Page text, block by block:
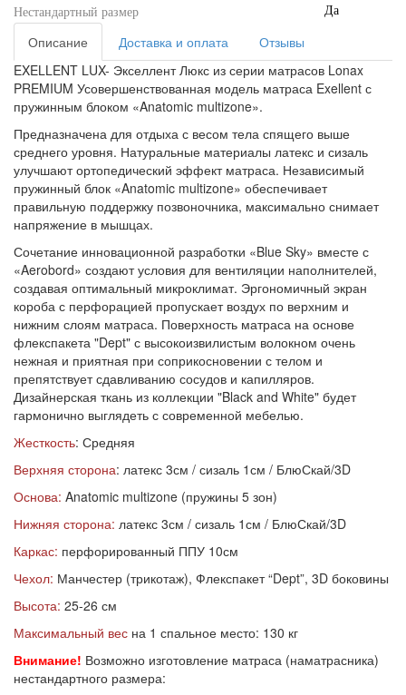
Нестандартный размер
Да
Описание Доставка и оплата
Отзывы
EXELLENT LUX- Экселлент Люкс из серии матрасов Lonax
PREMIUM Усовершенствованная модель матраса Exellent с
пружинным блоком «Anatomic multizone».
Предназначена для отдыха с весом тела спящего выше
среднего уровня. Натуральные материалы латекс и сизаль
улучшают ортопедический эффект матраса. Независимый
пружинный блок «Anatomic multizone» обеспечивает
правильную поддержку позвоночника, максимально снимает
напряжение в мышцах.
Сочетание инновационной разработки «Blue Sky» вместе с
«Aerobord» создают условия для вентиляции наполнителей,
создавая оптимальный микроклимат. Эргономичный экран
короба с перфорацией пропускает воздух по верхним и
нижним слоям матраса. Поверхность матраса на основе
флекспакета "Dept" с высокоизвилистым волокном очень
нежная и приятная при соприкосновении с телом и
препятствует сдавливанию сосудов и капилляров.
Дизайнерская ткань из коллекции "Black and White" будет
гармонично выглядеть с современной мебелью.
Жесткость: Средняя
Верхняя сторона: латекс 3см / сизаль 1см / БлюСкай/3D
Основа: Anatomic multizone (пружины 5 зон)
Нижняя сторона: латекс 3см / сизаль 1см / БлюСкай/3D
Каркас: перфорированный ППУ 10см
Чехол: Манчестер (трикотаж), Флекспакет “Dept”, 3D боковины
Высота: 25-26 см
Максимальный вес на 1 спальное место: 130 кг
Внимание! Возможно изготовление матраса (наматрасника)
нестандартного размера: